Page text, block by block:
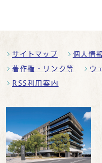
サイトマップ 個人情
著作権・リンク等 ウ
RSS利用案内